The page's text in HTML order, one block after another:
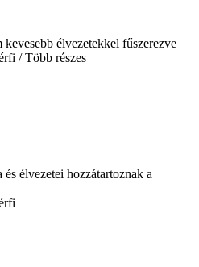
élvezetekkel fűszerezve
/ Több részes
élvezetei hozzátartoznak a